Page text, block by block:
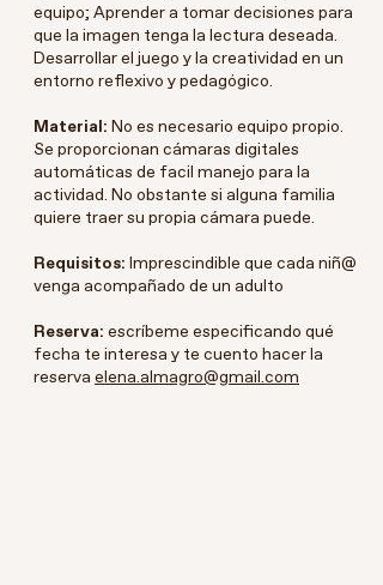
equipo; Aprender a tomar decisiones para
que la imagen tenga la lectura deseada.
Desarrollar el juego y la creatividad en un
entorno reflexivo y pedagógico.
Material: No es necesario equipo propio.
Se proporcionan cámaras digitales
automáticas de facil manejo para la
actividad. No obstante si alguna familia
quiere traer su propia cámara puede.
Requisitos: Imprescindible que cada niñ@
venga acompañado de un adulto
Reserva: escríbeme especificando qué
fecha te interesa y te cuento hacer la
reserva elena.almagro@gmail.com